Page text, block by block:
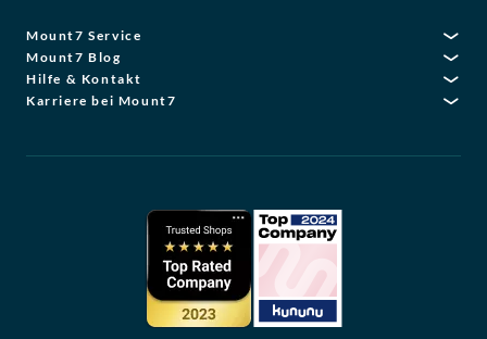
Mount7 Service
Mount7 Blog
Hilfe & Kontakt
Karriere bei Mount7